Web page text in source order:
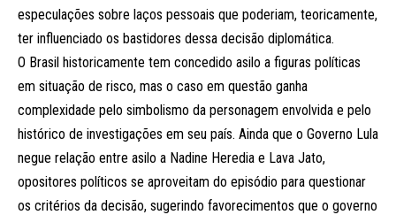
especulações sobre laços pessoais que poderiam, teoricamente,
ter influenciado os bastidores dessa decisão diplomática.
O Brasil historicamente tem concedido asilo a figuras políticas
em situação de risco, mas o caso em questão ganha
complexidade pelo simbolismo da personagem envolvida e pelo
histórico de investigações em seu país. Ainda que o Governo Lula
negue relação entre asilo a Nadine Heredia e Lava Jato,
opositores políticos se aproveitam do episódio para questionar
os critérios da decisão, sugerindo favorecimentos que o governo